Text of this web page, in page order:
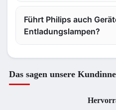
Führt Philips auch
Entladungslampen?
Das sagen unsere